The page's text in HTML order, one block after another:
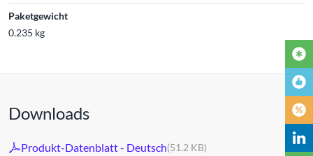
Paketgewicht
0.235 kg
Downloads
Produkt-Datenblatt - Deutsch(51.2 KB)